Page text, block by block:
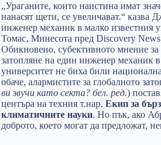
„Ураганите, които наистина имат
нанасят щети, се увеличават.“ казва
инженер механик в малко известния
Томас, Минесота пред Discovery
Обикновено, субективното мнение за
затопляне на един инженер механик в
университет не биха били
обаче, алармистите за глобалното
ви звучи като секта? бел. ред.)
центъра на техния т.нар. Екип за
климатичните науки. Но пък, ако
доброто, което могат да предложат,